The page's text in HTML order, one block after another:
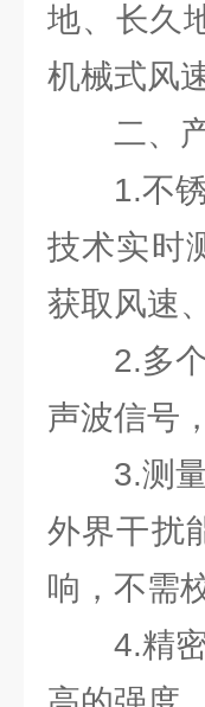
地、长久
机械式风
二、产
1.不锈
技术实时
获取风速
2.多个
声波信号
3.测量
外界干扰
响，不需
4.精密